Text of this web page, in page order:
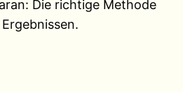
Die richtige Methode